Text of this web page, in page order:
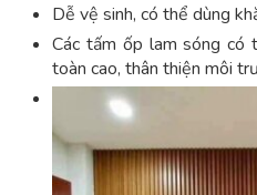
Dễ vệ sinh, có thể dùng
Các tấm ốp lam sóng có
toàn cao, thân thiện môi